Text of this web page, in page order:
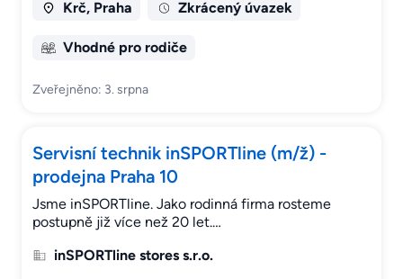
Krč, Praha Zkrácený úvazek
Vhodné pro rodiče
Zveřejněno: 3. srpna
Servisní technik inSPORTline (m/ž) -
prodejna Praha 10
Jsme inSPORTline. Jako rodinná firma rosteme
postupně již více než 20 let.…
inSPORTline stores s.r.o.